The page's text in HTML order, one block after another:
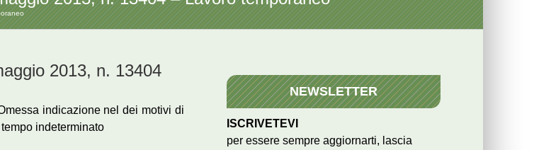
2013, n. 13404
indicazione nel dei motivi di
indeterminato
NEWSLETTER
ISCRIVETEVI
per essere sempre aggiornarti, lascia